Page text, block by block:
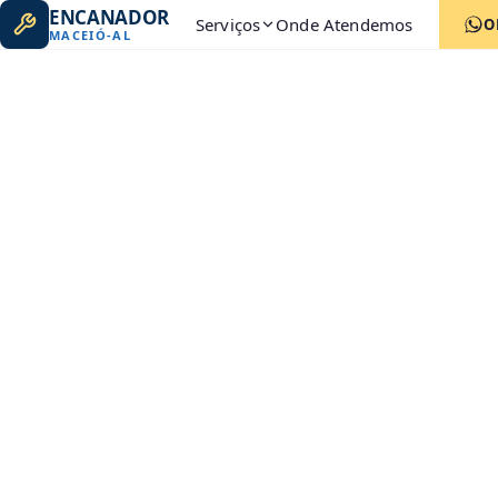
ENCANADOR
MACEIÓ-AL Serviços Onde Atendemos